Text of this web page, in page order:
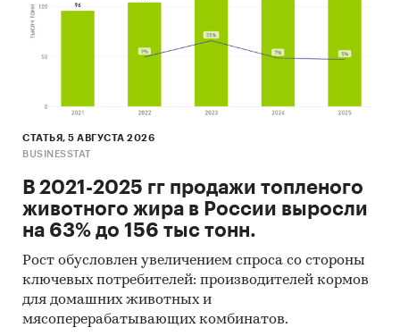
ILA Aspect
Маркетинг (каналы продвижения):
Официальный сайт и SEO-оптимизация.
SMM – продвижение в социальных
сетях.
Прямая реклама и промо-акции.
СТАТЬЯ, 5 АВГУСТА 2026
BUSINESSTAT
В 2021-2025 гг продажи топленого
животного жира в России выросли
на 63% до 156 тыс тонн.
Рост обусловлен увеличением спроса со стороны
ключевых потребителей: производителей кормов
для домашних животных и
мясоперерабатывающих комбинатов.